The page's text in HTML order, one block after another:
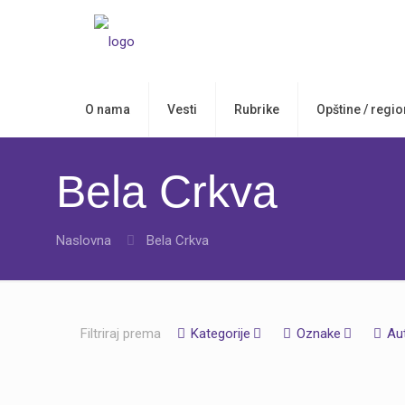
O nama Vesti Rubrike Opštine /
Bela Crkva
Naslovna Bela Crkva
Filtriraj prema Kategorije Oznake